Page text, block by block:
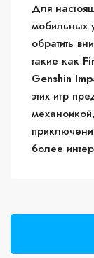
Для
мобильных
обратить
такие как
Genshin
этих игр
более